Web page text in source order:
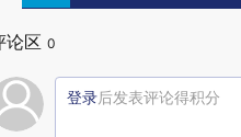
论区 0
登录后发表评论得积分